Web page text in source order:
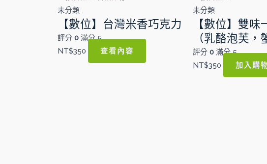
未分類
【數位】台灣米香巧克力
評分 0 滿分 5
NT$350 查看內容
未分類
【數位】雙味
（乳酪泡芙，
評分 0滿分 5
NT$350 加入購